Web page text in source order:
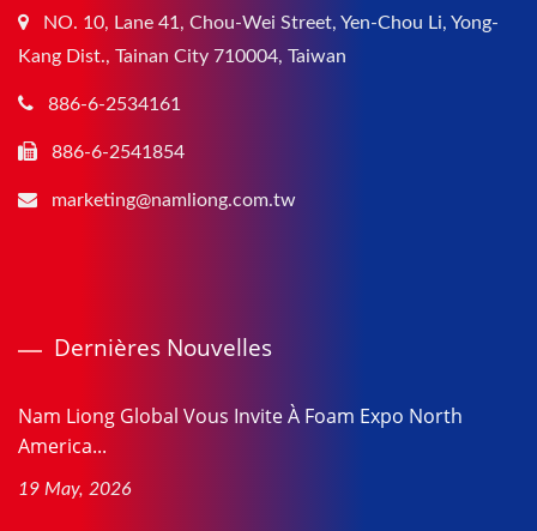
NO. 10, Lane 41, Chou-Wei Street, Yen-Chou Li, Yong-
Kang Dist., Tainan City 710004, Taiwan
886-6-2534161
886-6-2541854
marketing@namliong.com.tw
Dernières Nouvelles
Nam Liong Global Vous Invite À Foam Expo North
America...
19 May, 2026